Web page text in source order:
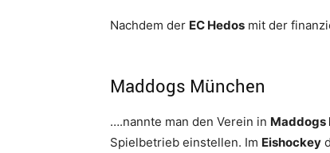
Nachdem der EC Hedos mit der
Maddogs München
….nannte man den Verein in Maddogs
Spielbetrieb einstellen. Im Eishockey